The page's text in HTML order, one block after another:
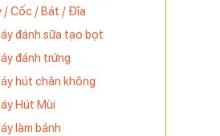
/ Cốc / Bát / Đĩa
đánh sữa tạo bọt
đánh trứng
hút chân không
Hút Mùi
làm bánh